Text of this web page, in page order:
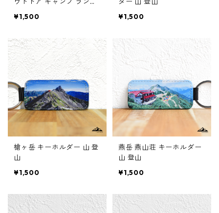
¥1,500
¥1,500
槍ヶ岳 キーホルダー 山 登
山
¥1,500
燕岳 燕山荘 キーホルダー
山 登山
¥1,500